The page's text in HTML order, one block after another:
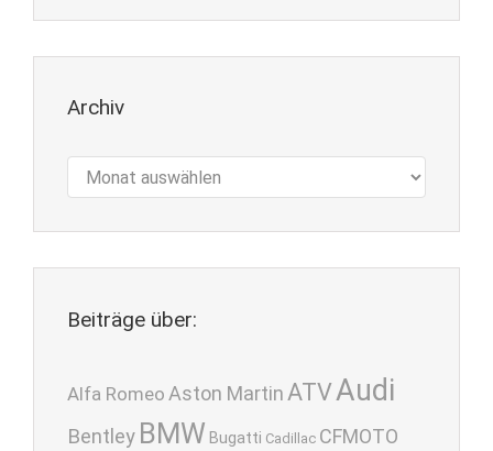
Archiv
Beiträge über:
Alfa Romeo Aston Martin ATVAudi
Bentley BMW Bugatti Cadillac CFMOTO